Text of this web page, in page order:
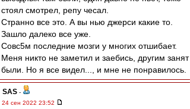
стоял смотрел, репу чесал.
Странно все это. А вы нью джерси какие то.
Зашло далеко все уже.
Совс5м последние мозги у многих отшибает.
Меня никто не заметил и заебись, другим занят
были. Но я все видел..., и мне не понравилось.
SAS -
24 сен 2022 23:52